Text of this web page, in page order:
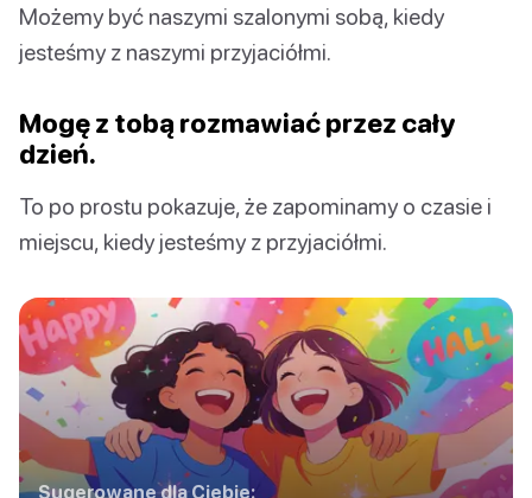
Możemy być naszymi szalonymi sobą, kiedy
jesteśmy z naszymi przyjaciółmi.
Mogę z tobą rozmawiać przez cały
dzień.
To po prostu pokazuje, że zapominamy o czasie i
miejscu, kiedy jesteśmy z przyjaciółmi.
Sugerowane dla Ciebie: